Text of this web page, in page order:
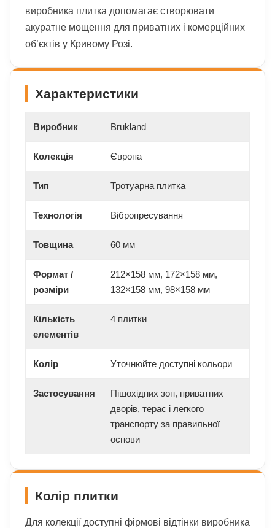
виробника плитка допомагає створювати
акуратне мощення для приватних і комерційних
об’єктів у Кривому Розі.
Характеристики
Виробник Brukland
Колекція Європа
Тип Тротуарна плитка
Технологія Вібропресування
Товщина 60 мм
Формат /
розміри
212×158 мм, 172×158 мм,
132×158 мм, 98×158 мм
Кількість
елементів
4 плитки
Колір Уточнюйте доступні кольори
Застосування
Пішохідних зон, приватних
дворів, терас і легкого
транспорту за правильної
основи
Колір плитки
Для колекції доступні фірмові відтінки виробника